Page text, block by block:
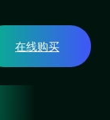
在线购买